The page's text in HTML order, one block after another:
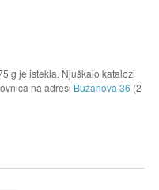
g je istekla. Njuškalo katalozi
na adresi Bužanova 36 (2